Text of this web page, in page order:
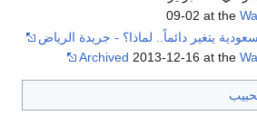
09-02 at the
يتغير دائماً.. لماذا؟ - جريدة الرياض
Archived 2013-12-16 at the